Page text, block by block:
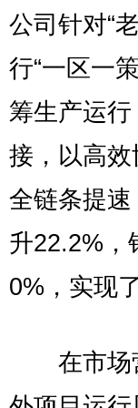
公司针对“
行“一区一
筹生产运
接，以高效
全链条提
升22.2%，
0%，实现
在市场营